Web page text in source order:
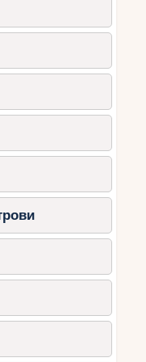
та
гіда.
зручне
та
але
і тварин.
коли